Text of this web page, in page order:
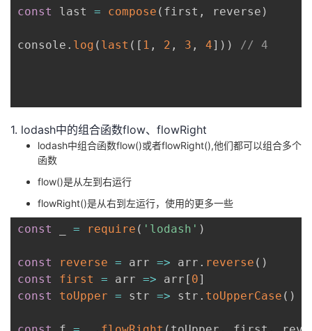
const last = compose ( first , reverse )
console . log ( last ( [ 1 , 2 , 3 , 4] ) ) // 4
1. lodash中的组合函数flow、flowRight
lodash中组合函数flow()或者flowRight(),他们都可以组合多个
函数
flow()是从左到右运行
flowRight()是从右到左运行，使用的更多一些
const = require ( 'lodash' )
const reverse = arr => arr . reverse ( )
const
first = arr => arr [ 0]
const
toUpper = str => str . toUpperCase ( )